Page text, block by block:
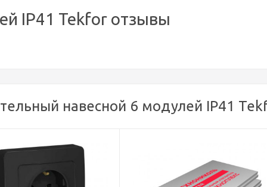
IP41 Tekfor отзывы
навесной 6 модулей IP41